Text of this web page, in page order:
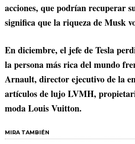
acciones, que podrían recuperar
significa que la riqueza de Musk
En diciembre, el jefe de Tesla
la persona más rica del mundo
Arnault, director ejecutivo de la
artículos de lujo LVMH,
moda Louis Vuitton.
MIRA TAMBIÉN